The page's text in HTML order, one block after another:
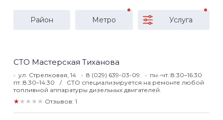
Район Метро Услуга
СТО Мастерская Тиханова
ул. Стрелковая, 14 8 (029) 639-03-09
пн.-чт.:8:30–16:30
пт.:8:30–14:30
СТО специализируется на ремонте любой
топливной аппаратуры дизельных двигателей.
★★★★★ Отзывов: 1